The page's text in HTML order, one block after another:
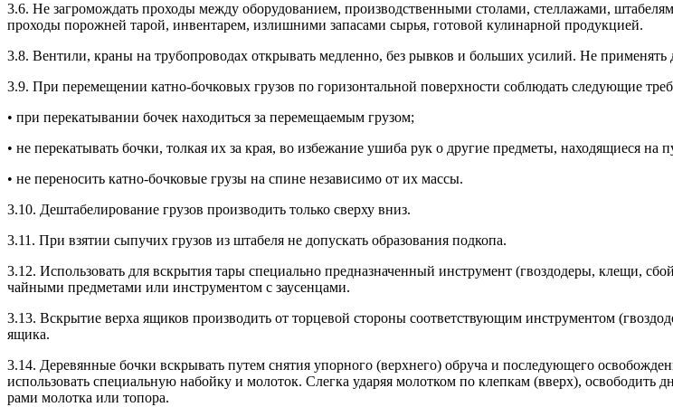
3.6. Не заг­ро­мож­дать про­ходы меж­ду обо­рудо­вани­ем, про­из­водс­твен­ны­ми сто­лами, стел­ла­жами,
про­ходы по­рож­ней та­рой, ин­вента­рем, из­лишни­ми за­паса­ми сырья, го­товой ку­линар­ной про­дук­ци­ей.
3.8. Вен­ти­ли, кра­ны на тру­боп­ро­водах от­кры­вать мед­ленно, без рыв­ков и боль­ших уси­лий. Не
3.9. При пе­реме­щении кат­но-боч­ко­вых гру­зов по го­ризон­таль­ной по­вер­хнос­ти соб­лю­дать сле­ду­ющие
• при пе­река­тыва­нии бо­чек на­ходить­ся за пе­реме­ща­емым гру­зом;
• не пе­река­тывать боч­ки, тол­кая их за края, во из­бе­жание уши­ба рук о дру­гие пред­ме­ты, на­ходя­щи­еся на
• не пе­рено­сить кат­но-боч­ко­вые гру­зы на спи­не не­зави­симо от их мас­сы.
3.10. Деш­та­бели­рова­ние гру­зов про­из­во­дить толь­ко свер­ху вниз.
3.11. При взя­тии сы­пучих гру­зов из шта­беля не до­пус­кать об­ра­зова­ния под­ко­па.
3.12. Ис­поль­зо­вать для вскры­тия та­ры спе­ци­аль­но пред­назна­чен­ный инс­тру­мент (гвоз­до­деры, кле­щи,
чай­ны­ми пред­ме­тами или инс­тру­мен­том с за­усен­ца­ми.
3.13. Вскры­тие вер­ха ящи­ков про­из­во­дить от тор­це­вой сто­роны со­от­ветс­тву­ющим инс­тру­мен­том
ящи­ка.
3.14. Де­ревян­ные боч­ки вскры­вать пу­тем сня­тия упор­но­го (вер­хне­го) об­ру­ча и пос­ле­ду­юще­го
ис­поль­зо­вать спе­ци­аль­ную на­бой­ку и мо­лоток. Слег­ка уда­ряя мо­лот­ком по клеп­кам (вверх),
рами мо­лот­ка или то­пора.